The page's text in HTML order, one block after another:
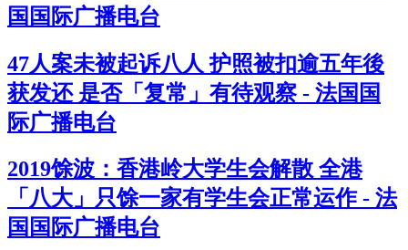
国国际广播电台
47人案未被起诉八人 护照被扣逾五年後
获发还 是否「复常」有待观察 - 法国国
际广播电台
2019馀波：香港岭大学生会解散 全港
「八大」只馀一家有学生会正常运作 - 法
国国际广播电台